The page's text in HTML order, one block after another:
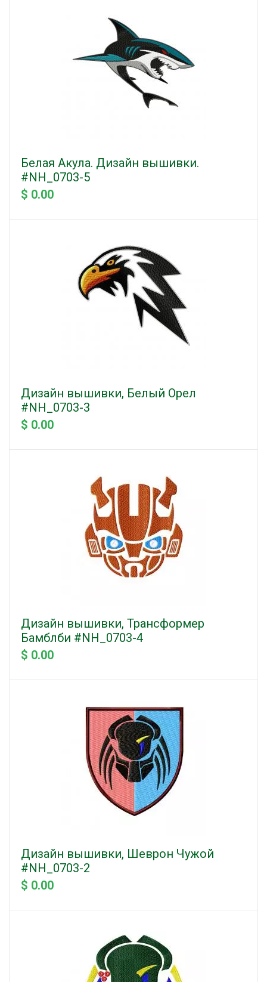
Белая Акула. Дизайн вышивки.
#NH_0703-5
$ 0.00
Дизайн вышивки, Белый Орел
#NH_0703-3
$ 0.00
Дизайн вышивки, Трансформер
Бамблби #NH_0703-4
$ 0.00
Дизайн вышивки, Шеврон Чужой
#NH_0703-2
$ 0.00